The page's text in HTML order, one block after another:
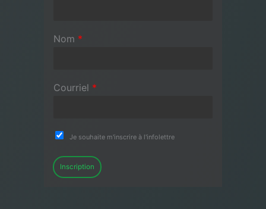
Nom *
Courriel *
Je souhaite m'inscrire à l'infolettre
Inscription